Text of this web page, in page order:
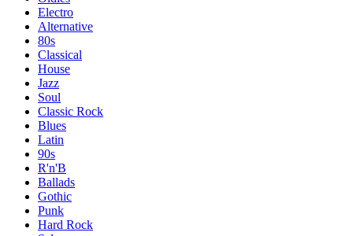
Electro
Alternative
80s
Classical
House
Jazz
Soul
Classic Rock
Blues
Latin
90s
R'n'B
Ballads
Gothic
Punk
Hard Rock